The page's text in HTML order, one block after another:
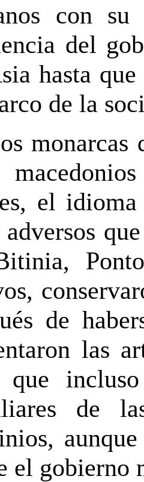
con
del
hasta
de la
monarcas
el
de
las
que
de
el gobierno